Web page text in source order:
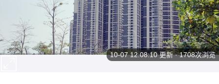
10-07 12:08:10更新 · 1708次浏览